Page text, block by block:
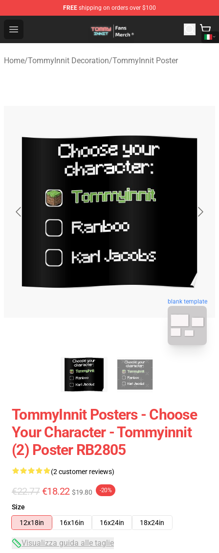
FREE shipping on orders over $100
Open menu
TommyInnit Store - Official TommyInnit Merchandise
Home/TommyInnit Decoration/TommyInnit Poster
blank template
TommyInnit Posters - Choose
Your Character - Tommyinnit
(2) Poster RB2805
(2 customer reviews)
€22.77 €18.22 $19.80 -20%
Size
12x18in
16x16in 16x24in 18x24in
Visualizza guida alle taglie